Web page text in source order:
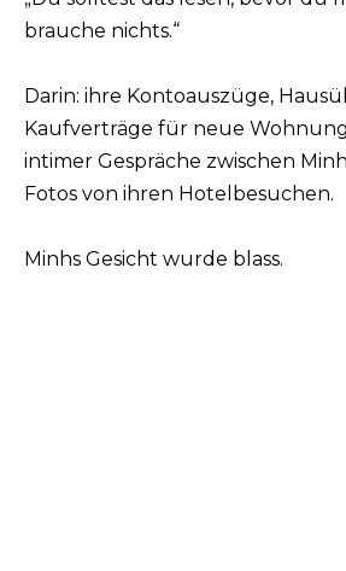
brauche nichts.“
Darin: ihre Kontoauszüge,
Kaufverträge für neue
intimer Gespräche zwischen
Fotos von ihren Hotelbesuchen.
Minhs Gesicht wurde blass.